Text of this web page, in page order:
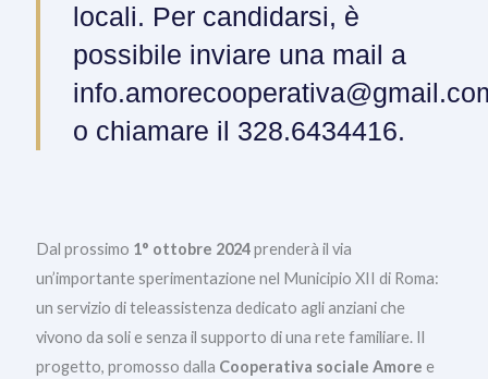
locali. Per candidarsi, è
possibile inviare una mail a
o chiamare il 328.6434416.
Dal prossimo 1° ottobre 2024prenderà il via
un’importante sperimentazione nel Municipio XII di Roma:
un servizio di teleassistenza dedicato agli anziani che
vivono da soli e senza il supporto di una rete familiare. Il
progetto, promosso dalla Cooperativa sociale Amore e